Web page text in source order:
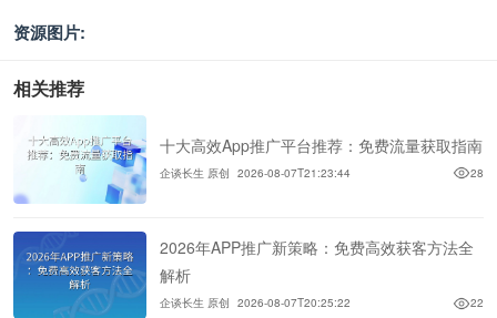
资源图片:
相关推荐
十大高效App推广平台推荐：免费流量获取指南
企谈长生 原创 2026-08-07T21:23:44 28
2026年APP推广新策略：免费高效获客方法全
解析
企谈长生 原创 2026-08-07T20:25:22 22